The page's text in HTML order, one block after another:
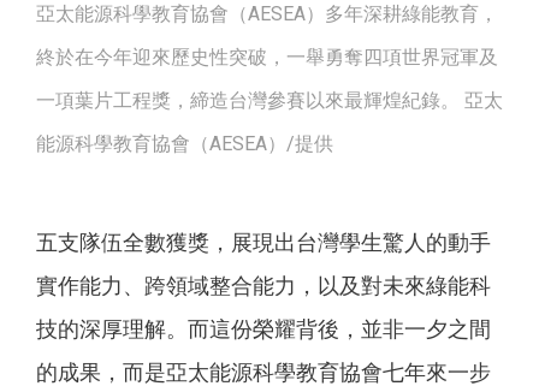
亞太能源科學教育協會（AESEA）多年深耕綠能教育，
終於在今年迎來歷史性突破，一舉勇奪四項世界冠軍及
一項葉片工程獎，締造台灣參賽以來最輝煌紀錄。 亞太
能源科學教育協會（AESEA）/提供
五支隊伍全數獲獎，展現出台灣學生驚人的動手
實作能力、跨領域整合能力，以及對未來綠能科
技的深厚理解。而這份榮耀背後，並非一夕之間
的成果，而是亞太能源科學教育協會七年來一步